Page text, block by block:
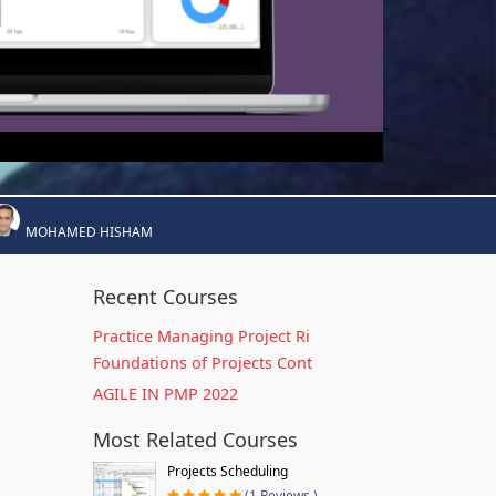
MOHAMED HISHAM
Recent Courses
Practice Managing Project Ri
Foundations of Projects Cont
AGILE IN PMP 2022
Most Related Courses
Projects Scheduling